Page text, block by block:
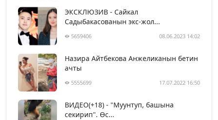
ЭКСКЛЮЗИВ - Сайкал
Садыбакасованын экс-жол...
5659406 08.06.2023 14:02
Назира Айтбекова Анжеликанын бетин
ачты
5555699 17.07.2022 16:50
ВИДЕО(+18) - "Муунтуп, башына
секирип". Өс...